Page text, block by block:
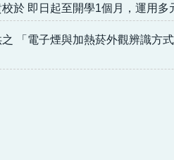
於 即日起至開學1個月，運用多
「電子煙與加熱菸外觀辨識方